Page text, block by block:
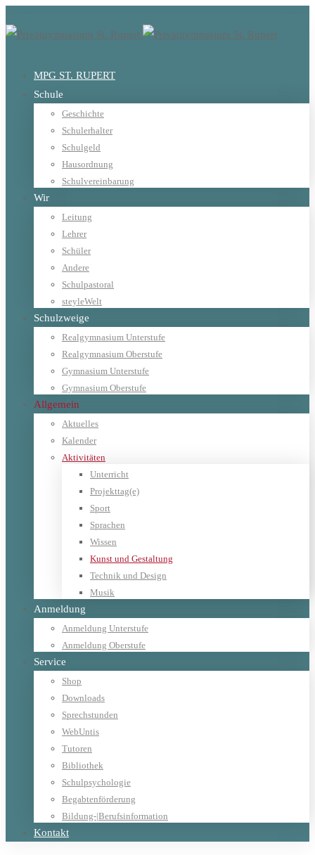
MPG ST. RUPERT
Schule
Geschichte
Schulerhalter
Schulgeld
Hausordnung
Schulvereinbarung
Wir
Leitung
Lehrer
Schüler
Andere
Schulpastoral
steyleWelt
Schulzweige
Realgymnasium Unterstufe
Realgymnasium Oberstufe
Gymnasium Unterstufe
Gymnasium Oberstufe
Allgemein
Aktuelles
Kalender
Aktivitäten
Unterricht
Projekttag(e)
Sport
Sprachen
Wissen
Kunst und Gestaltung
Technik und Design
Musik
Anmeldung
Anmeldung Unterstufe
Anmeldung Oberstufe
Service
Shop
Downloads
Sprechstunden
WebUntis
Tutoren
Bibliothek
Schulpsychologie
Begabtenförderung
Bildung-|Berufsinformation
Kontakt